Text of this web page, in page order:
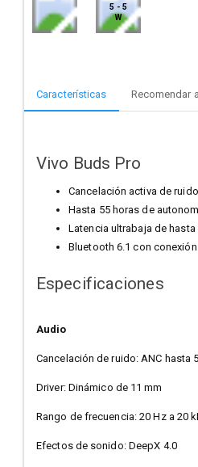
5 - 5
W
Características Recomendar
Vivo Buds Pro
Cancelación activa de ruido
Hasta 55 horas de
Latencia ultrabaja de hasta
Bluetooth 6.1 con
Especificaciones
Audio
Cancelación de ruido: ANC hasta
Driver: Dinámico de 11 mm
Rango de frecuencia: 20 Hz a 20
Efectos de sonido: DeepX 4.0